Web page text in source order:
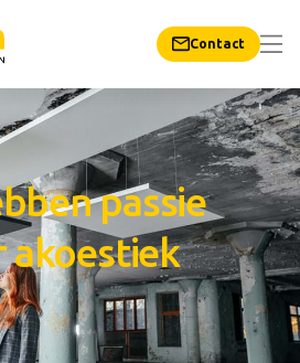
Contact
passie
akoestiek